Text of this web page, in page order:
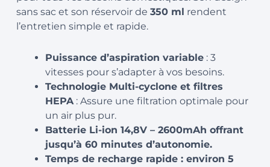
sans sac et son réservoir de 350 ml rendent
l’entretien simple et rapide.
Puissance d’aspiration variable: 3
vitesses pour s’adapter à vos besoins.
Technologie Multi-cyclone et filtres
HEPA: Assure une filtration optimale pour
un air plus pur.
Batterie Li-ion 14,8V – 2600mAh offrant
jusqu’à 60 minutes d’autonomie.
Temps de recharge rapide : environ 5